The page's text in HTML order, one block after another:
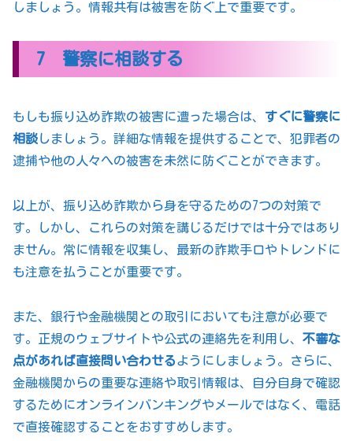
しましょう。情報共有は被害を防ぐ上で重要です。
7 警察に相談する
もしも振り込め詐欺の被害に遭った場合は、 すぐに警察に
相談しましょう。詳細な情報を提供することで、犯罪者の
逮捕や他の人々への被害を未然に防ぐことができます。
以上が、振り込め詐欺から身を守るための7つの対策で
す。しかし、これらの対策を講じるだけでは十分ではあり
ません。常に情報を収集し、最新の詐欺手口やトレンドに
も注意を払うことが重要です。
また、銀行や金融機関との取引においても注意が必要で
す。正規のウェブサイトや公式の連絡先を利用し、 不審な
点があれば直接問い合わせるようにしましょう。さらに、
金融機関からの重要な連絡や取引情報は、自分自身で確認
するためにオンラインバンキングやメールではなく、電話
で直接確認することをおすすめします。